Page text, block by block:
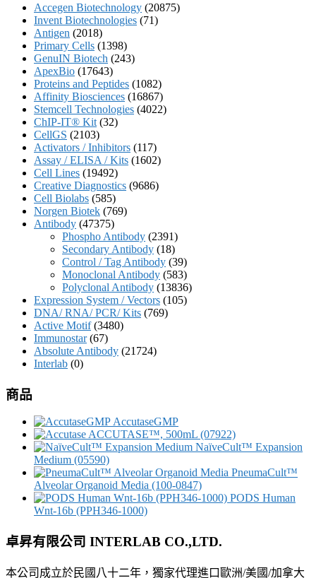
Accegen Biotechnology (20875)
Invent Biotechnologies (71)
Antigen (2018)
Primary Cells (1398)
GenuIN Biotech (243)
ApexBio (17643)
Proteins and Peptides (1082)
Affinity Biosciences (16867)
Stemcell Technologies (4022)
ChIP-IT® Kit (32)
CellGS (2103)
Activators / Inhibitors (117)
Assay / ELISA / Kits (1602)
Cell Lines (19492)
Creative Diagnostics (9686)
Cell Biolabs (585)
Norgen Biotek (769)
Antibody (47375)
Phospho Antibody (2391)
Secondary Antibody (18)
Control / Tag Antibody (39)
Monoclonal Antibody (583)
Polyclonal Antibody (13836)
Expression System / Vectors (105)
DNA/ RNA/ PCR/ Kits (769)
Active Motif (3480)
Immunostar (67)
Absolute Antibody (21724)
Interlab (0)
商品
AccutaseGMP
ACCUTASE™, 500mL (07922)
NaïveCult™ Expansion
Medium (05590)
PneumaCult™
Alveolar Organoid Media (100-0847)
PODS Human
Wnt-16b (PPH346-1000)
卓昇有限公司 INTERLAB CO.,LTD.
本公司成立於民國八十二年，獨家代理進口歐洲/美國/加拿大